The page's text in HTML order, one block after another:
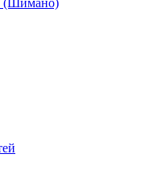
(Шимано)